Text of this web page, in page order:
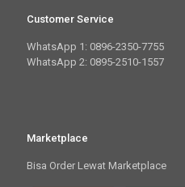
Customer Service
WhatsApp 1: 0896-2350-7755
WhatsApp 2: 0895-2510-1557
Marketplace
Bisa Order Lewat Marketplace